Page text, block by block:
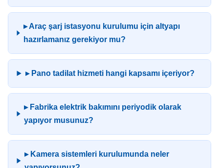
▸ Araç şarj istasyonu kurulumu için altyapı
hazırlamanız gerekiyor mu?
▸ Pano tadilat hizmeti hangi kapsamı içeriyor?
▸ Fabrika elektrik bakımını periyodik olarak
yapıyor musunuz?
▸ Kamera sistemleri kurulumunda neler